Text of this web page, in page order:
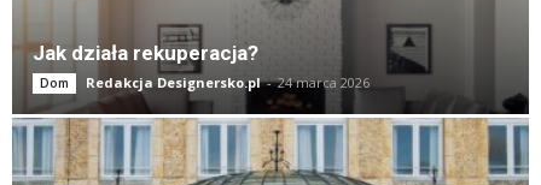
Jak działa rekuperacja?
Dom Redakcja Designersko.pl - 24 marca 2026